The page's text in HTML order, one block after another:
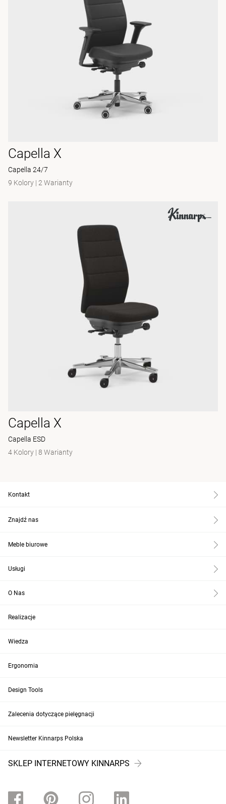
Capella X
Capella 24/7
9 Kolory | 2 Warianty
Capella X
Capella ESD
4 Kolory | 8 Warianty
Kontakt
Znajdź nas
Meble biurowe
Usługi
O Nas
Realizacje
Wiedza
Ergonomia
Design Tools
Zalecenia dotyczące pielęgnacji
Newsletter Kinnarps Polska
SKLEP INTERNETOWY KINNARPS